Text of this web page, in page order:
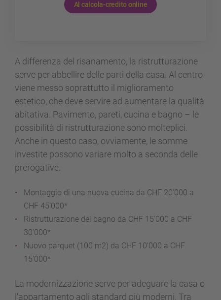
Al calcola-credito online
A differenza del risanamento, la ristrutturazione
serve per abbellire delle parti della casa. Al centro
viene messo soprattutto il miglioramento
estetico, che deve servire ad aumentare la qualità
abitativa. Pavimento, pareti, cucina e bagno – le
possibilità di ristrutturazione sono molteplici.
Anche in questo caso, ovviamente, le somme
investite possono variare molto a seconda delle
prerogative.
Montaggio di una nuova cucina da CHF 20’000 a
CHF 45’000*
Ristrutturazione del bagno da CHF 15’000 a CHF
30’000*
Nuovo parquet (100 m2) da CHF 10’000 a CHF
15’000*
La modernizzazione serve per adeguare la casa o
l'appartamento agli standard più moderni. Tra